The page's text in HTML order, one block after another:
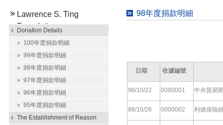
Lawrence S. Ting
Foundation
Donation Details
100年度捐款明細
99年度捐款明細
98年度捐款明細
97年度捐款明細
96年度捐款明細
95年度捐款明細
The Establishment of Reason
98年度捐款明細
日期 收據編號
98/10/22 0000001 中央貿易
98/10/26 0000002 利德保險